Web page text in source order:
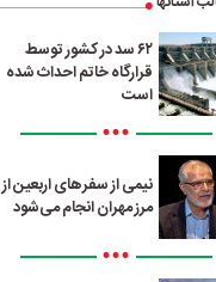
۶۲ سد در کشور توسط
قرارگاه خاتم احداث شده
است
•••
نیمی از سفرهای اربعین از
مرز مهران انجام می‌شود
•••